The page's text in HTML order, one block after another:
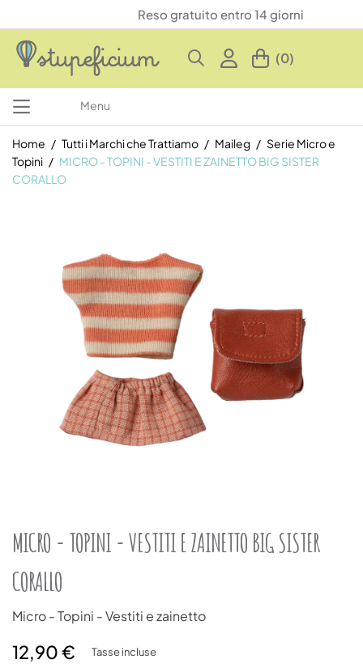
Reso gratuito entro 14 giorni
(0)
Menu
Home Tutti i Marchi che Trattiamo Maileg
Serie Micro e
Topini
MICRO - TOPINI - VESTITI E ZAINETTO BIG SISTER
CORALLO
MICRO - TOPINI - VESTITI E ZAINETTO BIG SISTER
CORALLO
Micro - Topini - Vestiti e zainetto
12,90 € Tasse incluse